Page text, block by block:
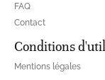
FAQ
Contact
Conditions
Mentions légales